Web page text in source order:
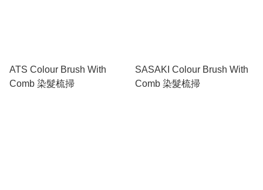
ATS Colour Brush With
Comb 染髮梳掃
SASAKI Colour Brush With
Comb 染髮梳掃